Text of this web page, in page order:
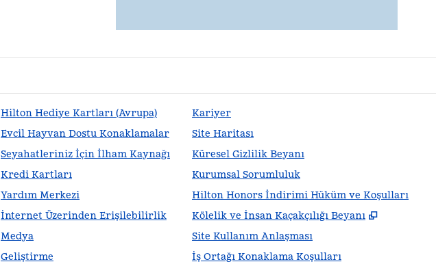
Hilton Hediye Kartları (Avrupa)
Evcil Hayvan Dostu Konaklamalar
Seyahatleriniz İçin İlham Kaynağı
Kredi Kartları
Yardım Merkezi
İnternet Üzerinden Erişilebilirlik
Medya
Geliştirme
Kariyer
Site Haritası
Küresel Gizlilik Beyanı
Kurumsal Sorumluluk
Hilton Honors İndirimi Hüküm ve Koşulları
Kölelik ve İnsan Kaçakçılığı Beyanı
,
Site Kullanım Anlaşması
İş Ortağı Konaklama Koşulları